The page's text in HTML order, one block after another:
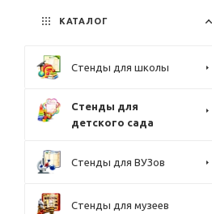
КАТАЛОГ
Стенды для школы
Стенды для
детского сада
Стенды для ВУЗов
Стенды для музеев